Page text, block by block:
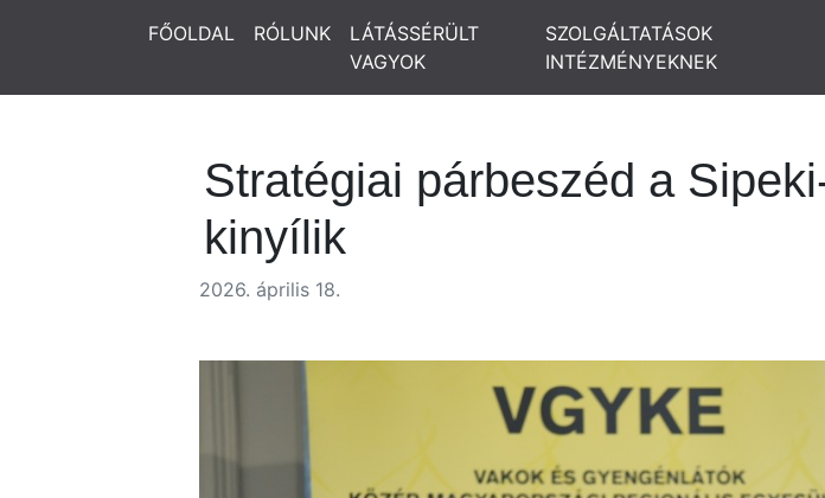
FŐOLDAL RÓLUNK
LÁTÁSSÉRÜLT
VAGYOK
SZOLGÁLTATÁSOK
INTÉZMÉNYEKNEK
Stratégiai párbeszéd a
kinyílik
2026. április 18.